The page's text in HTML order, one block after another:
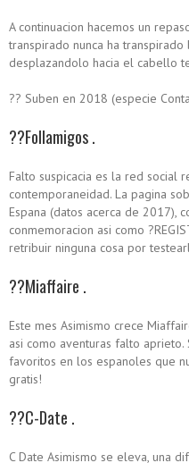
A continuacion hacemos un
transpirado nunca ha
desplazandolo hacia el cabello
?? Suben en 2018 (especie
??Follamigos .
Falto suspicacia es la red social
contemporaneidad. La pagina
Espana (datos acerca de 2017),
conmemoracion asi­ como
retribuir ninguna cosa por
??Miaffaire .
Este mes Asimismo crece
asi­ como aventuras falto
favoritos en los espanoles que
gratis!
??C-Date .
C Date Asimismo se eleva, una